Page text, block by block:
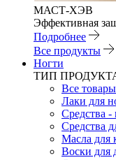
МАСТ-ХЭВ
Эффективная
Подробнее
Все продукты
Ногти
ТИП
Все
Лаки для
Средства -
Средства
Масла для
Воски для